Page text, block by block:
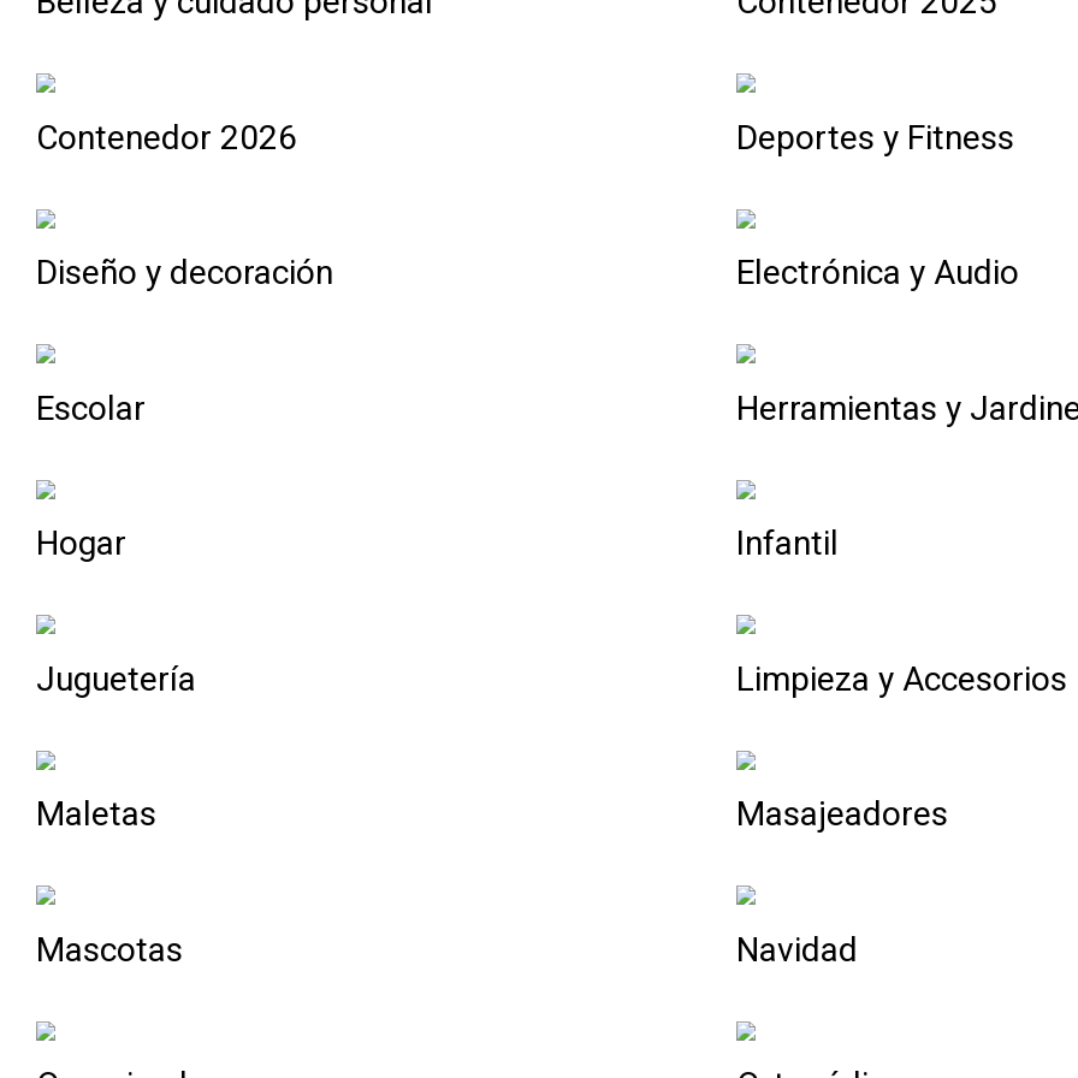
Contenedor 2026 Deportes y Fitness
Diseño y decoración Electrónica y Audio
Escolar Herramientas y
Hogar Infantil
Juguetería Limpieza y Accesorios
Maletas Masajeadores
Mascotas Navidad